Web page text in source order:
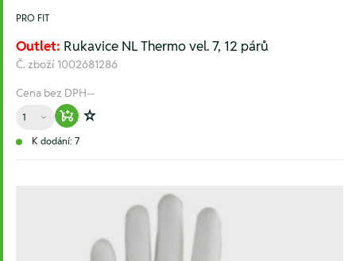
PRO FIT
Outlet: Rukavice NL Thermo vel. 7, 12 párů
Č. zboží 1002681286
Cena bez DPH--
Množství
Warenkorb hinzufügen
Zur Wunschliste hinzufügen
K dodání: 7